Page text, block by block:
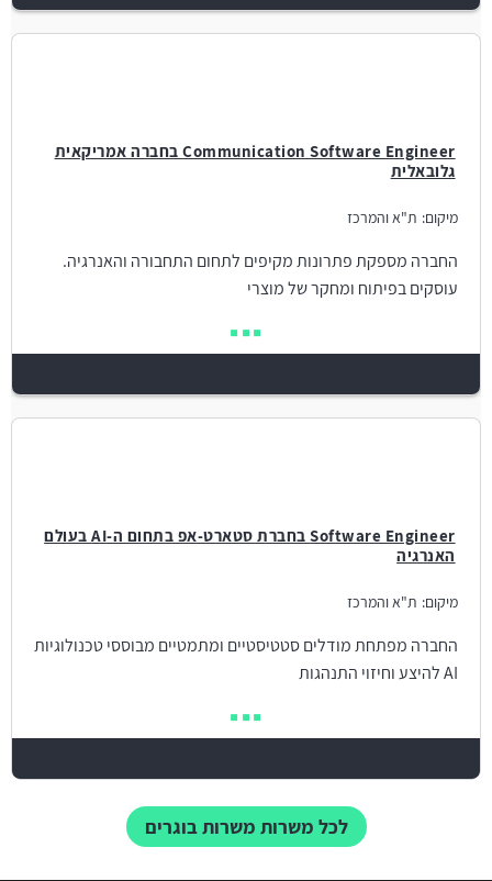
Communication Software Engineer בחברה אמריקאית
גלובאלית
מיקום: ת"א והמרכז
החברה מספקת פתרונות מקיפים לתחום התחבורה והאנרגיה.
עוסקים בפיתוח ומחקר של מוצרי
Software Engineer בחברת סטארט-אפ בתחום ה-AI בעולם
האנרגיה
מיקום: ת"א והמרכז
החברה מפתחת מודלים סטטיסטיים ומתמטיים מבוססי טכנולוגיות
AI להיצע וחיזוי התנהגות
לכל משרות משרות בוגרים